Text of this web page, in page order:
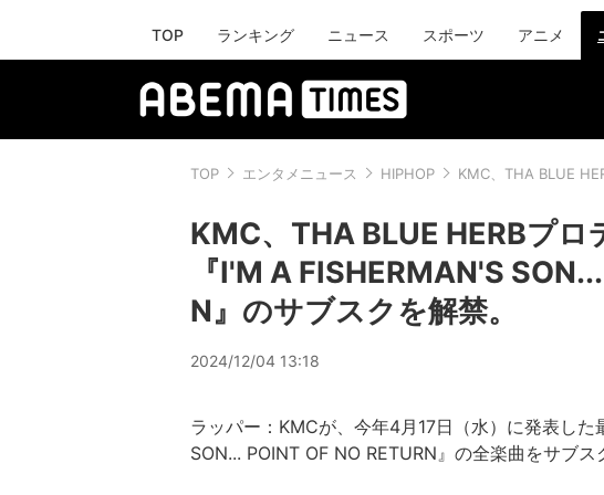
TOP ランキング ニュース スポーツ アニメ
TOP エンタメニュース HIPHOP KMC、THA BLUE
KMC、THA BLUE HERBプ
『I'M A FISHERMAN'S
N』のサブスクを解禁。
2024/12/04 13:18
ラッパー：KMCが、今年4月17日（水）に発表し
SON... POINT OF NO RETURN』の全楽曲をサブス